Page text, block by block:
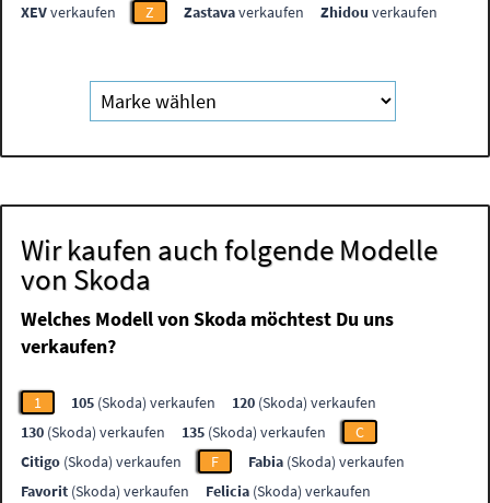
XEVverkaufen Z Zastavaverkaufen Zhidou verkaufen
Wir kaufen auch folgende Modelle
von Skoda
Welches Modell von Skoda möchtest Du uns
verkaufen?
1 105 (Skoda) verkaufen 120 (Skoda) verkaufen
130 (Skoda) verkaufen 135 (Skoda) verkaufen
C
Citigo (Skoda) verkaufen F Fabia (Skoda) verkaufen
Favorit (Skoda) verkaufen Felicia (Skoda) verkaufen